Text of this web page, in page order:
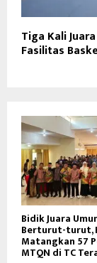
Tiga Kali
Fasilitas
Bidik Juara
Berturut-turut,
Matangkan 57
MTQN di TC